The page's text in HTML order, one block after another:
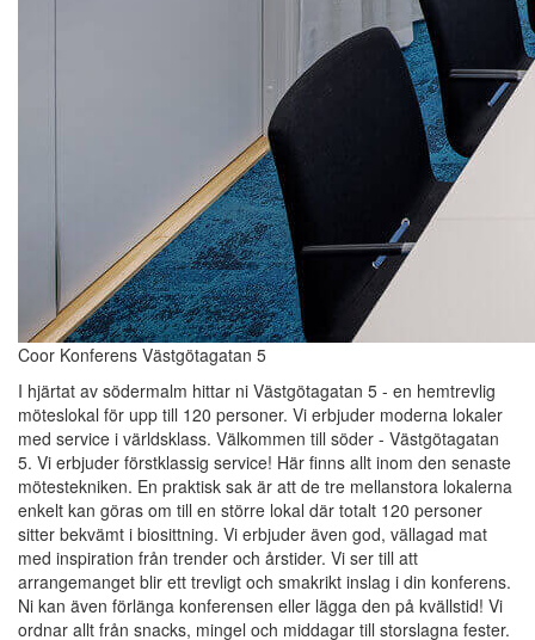
Coor Konferens Västgötagatan 5
I hjärtat av södermalm hittar ni Västgötagatan 5 - en hemtrevlig
möteslokal för upp till 120 personer. Vi erbjuder moderna lokaler
med service i världsklass. Välkommen till söder - Västgötagatan
5. Vi erbjuder förstklassig service! Här finns allt inom den senaste
mötestekniken. En praktisk sak är att de tre mellanstora lokalerna
enkelt kan göras om till en större lokal där totalt 120 personer
sitter bekvämt i biosittning. Vi erbjuder även god, vällagad mat
med inspiration från trender och årstider. Vi ser till att
arrangemanget blir ett trevligt och smakrikt inslag i din konferens.
Ni kan även förlänga konferensen eller lägga den på kvällstid! Vi
ordnar allt från snacks, mingel och middagar till storslagna fester.